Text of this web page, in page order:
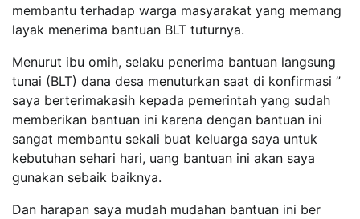
membantu terhadap warga masyarakat yang memang
layak menerima bantuan BLT tuturnya.
Menurut ibu omih, selaku penerima bantuan langsung
tunai (BLT) dana desa menuturkan saat di konfirmasi ”
saya berterimakasih kepada pemerintah yang sudah
memberikan bantuan ini karena dengan bantuan ini
sangat membantu sekali buat keluarga saya untuk
kebutuhan sehari hari, uang bantuan ini akan saya
gunakan sebaik baiknya.
Dan harapan saya mudah mudahan bantuan ini ber